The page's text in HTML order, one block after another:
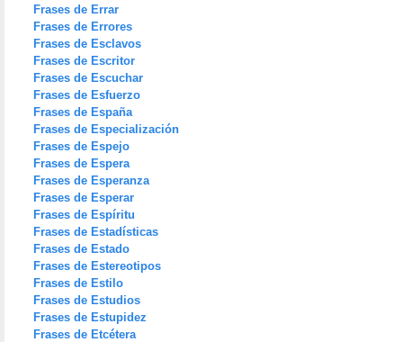
Frases de Errar
Frases de Errores
Frases de Esclavos
Frases de Escritor
Frases de Escuchar
Frases de Esfuerzo
Frases de España
Frases de Especialización
Frases de Espejo
Frases de Espera
Frases de Esperanza
Frases de Esperar
Frases de Espíritu
Frases de Estadísticas
Frases de Estado
Frases de Estereotipos
Frases de Estilo
Frases de Estudios
Frases de Estupidez
Frases de Etcétera